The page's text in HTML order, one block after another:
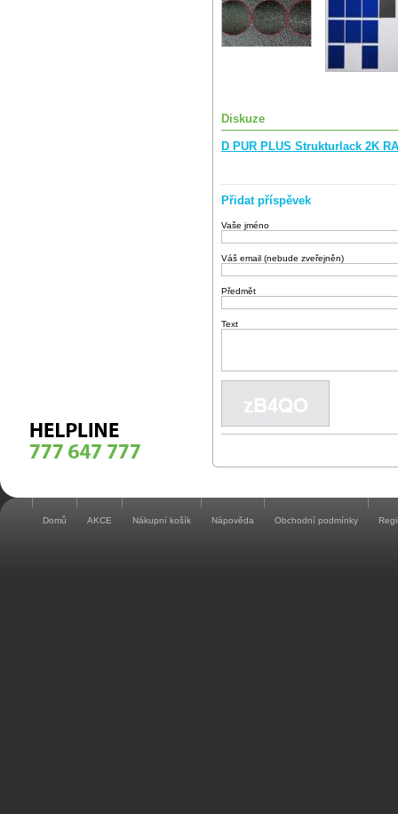
Diskuze
D PUR PLUS Strukturlack 2K
Přidat příspěvek
Vaše jméno
Váš email (nebude zveřejněn)
Předmět
Text
Domů AKCE Nákupní košík Nápověda Obchodní podmínky